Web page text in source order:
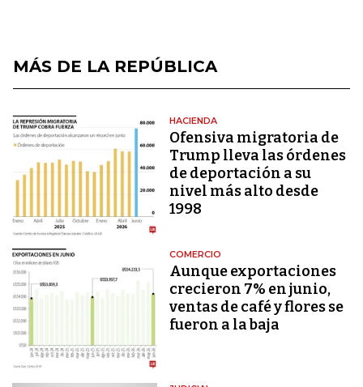
MÁS DE LA REPÚBLICA
HACIENDA
Ofensiva migratoria de
Trump lleva las órdenes
de deportación a su
nivel más alto desde
1998
COMERCIO
Aunque exportaciones
crecieron 7% en junio,
ventas de café y flores se
fueron a la baja